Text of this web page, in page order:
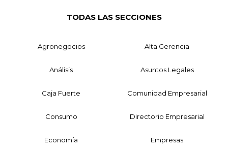
TODAS LAS SECCIONES
Agronegocios Alta Gerencia
Análisis Asuntos Legales
Caja Fuerte Comunidad Empresarial
Consumo Directorio Empresarial
Economía Empresas